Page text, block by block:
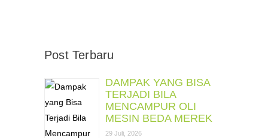
Post Terbaru
DAMPAK YANG BISA
TERJADI BILA
MENCAMPUR OLI
MESIN BEDA MEREK
29 Juli, 2026